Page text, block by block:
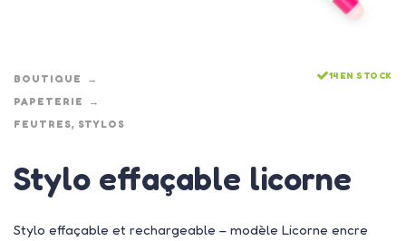
BOUTIQUE
PAPETERIE
FEUTRES, STYLOS
14 EN STOCK
Stylo effaçable licorne
Stylo effaçable et rechargeable – modèle Licorne encre